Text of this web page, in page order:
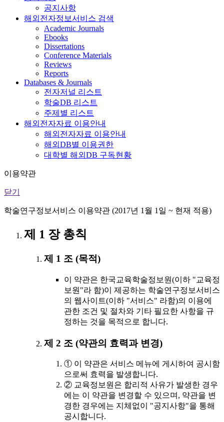
공지사항
해외전자정보서비스 검색
Academic Journals
Ebooks
Dissertations
Conference Materials
Reviews
Reports
Databases & Journals
전자저널 리스트
학술DB 리스트
주제별 리스트
해외전자자료 이용안내
해외전자자료 이용안내
해외DB별 이용권한
대학별 해외DB 구독현황
이용약관
닫기
학술연구정보서비스 이용약관 (2017년 1월 1일 ~ 현재 적용)
제 1 장 총칙
제 1 조 (목적)
이 약관은 한국교육학술정보원(이하 "교육정
보원"라 함)이 제공하는 학술연구정보서비스
의 웹사이트(이하 "서비스" 라함)의 이용에
관한 조건 및 절차와 기타 필요한 사항을 규
정하는 것을 목적으로 합니다.
제 2 조 (약관의 효력과 변경)
① 이 약관은 서비스 메뉴에 게시하여 공시함
으로써 효력을 발생합니다.
② 교육정보원은 합리적 사유가 발생한 경우
에는 이 약관을 변경할 수 있으며, 약관을 변
경한 경우에는 지체없이 "공지사항"을 통해
공시합니다.